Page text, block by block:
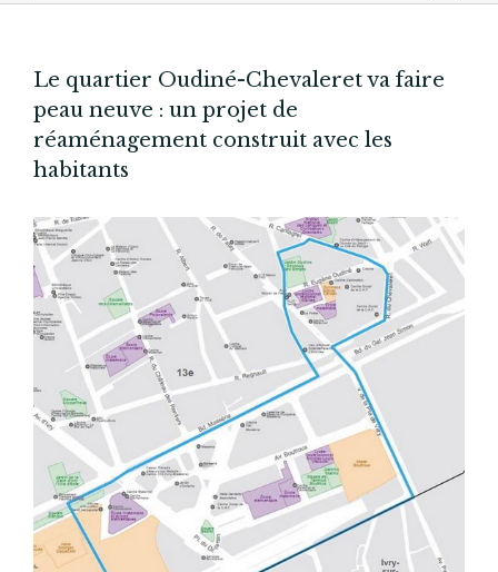
Le quartier Oudiné-Chevaleret va faire
peau neuve : un projet de
réaménagement construit avec les
habitants